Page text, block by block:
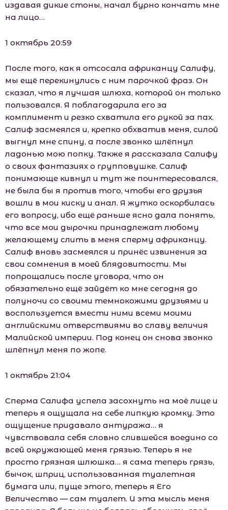
издавая дикие стоны, начал бурно кончать мне
на лицо…
1 октябрь 20:59
После того, как я отсосала африканцу Салифу,
мы ещё перекинулись с ним парочкой фраз. Он
сказал, что я лучшая шлюха, которой он только
пользовался. Я поблагодарила его за
комплимент и резко схватила его рукой за пах.
Салиф засмеялся и, крепко обхватив меня, силой
выгнул мне спину, а после звонко шлёпнул
ладонью мою попку. Также я рассказала Салифу
о своих фантазиях о групповушке. Салиф
понимающе кивнул и тут же поинтересовался,
не была бы я против того, чтобы его друзья
вошли в мои киску и анал. Я жутко оскорбилась
его вопросу, ибо ещё раньше ясно дала понять,
что все мои дырочки принадлежат любому
желающему слить в меня сперму африканцу.
Салиф вновь засмеялся и принёс извинения за
свои сомнения в моей блядовитости. Мы
попрощались после уговора, что он
обязательно ещё зайдёт ко мне сегодня до
полуночи со своими темнокожими друзьями и
воспользуется вмести ними всеми моими
английскими отверствиями во славу величия
Малийской империи. Под конец он снова звонко
шлёпнул меня по жопе.
1 октябрь 21:04
Сперма Салифа успела засохнуть на моё лице и
теперь я ощущала на себе липкую кромку. Это
ощущение придавало антуража… я
чувствовала себя словно слившейся воедино со
всей окружающей меня грязью. Теперь я не
просто грязная шлюшка… я сама теперь грязь,
бычок, шприц, использованная туалетная
бумага или, пуще этого, теперь я Его
Величество — сам туалет. И эта мысль меня